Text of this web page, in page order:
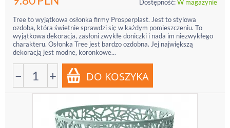
Dostępność:W magazynie
Tree to wyjątkowa osłonka firmy Prosperplast. Jest to stylowa
ozdoba, która świetnie sprawdzi się w każdym pomieszczeniu. To
wyjątkowa dekoracja, zasłoni zwykłe doniczki i nada im niezwykłego
charakteru. Osłonka Tree jest bardzo ozdobna. Jej największą
dekoracją jest modne, koronkowe...
− +